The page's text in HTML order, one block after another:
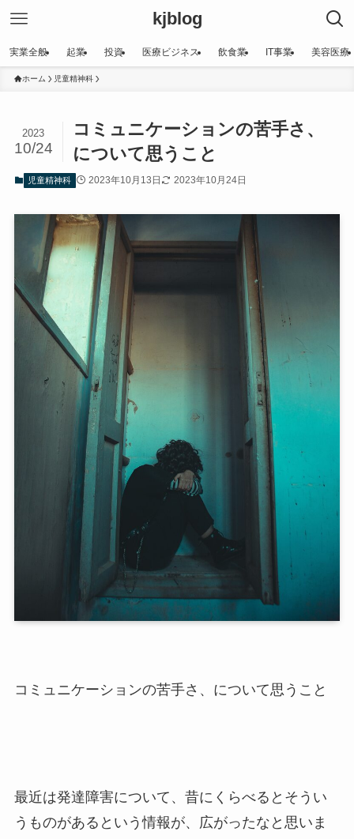
kjblog
実業全般 起業 投資 医療ビジネス 飲食業 IT事業 美容医療
ホーム 児童精神科
コミュニケーションの苦手さ、
について思うこと
2023
10/24
児童精神科 2023年10月13日 2023年10月24日
コミュニケーションの苦手さ、について思うこと
最近は発達障害について、昔にくらべるとそうい
うものがあるという情報が、広がったなと思いま